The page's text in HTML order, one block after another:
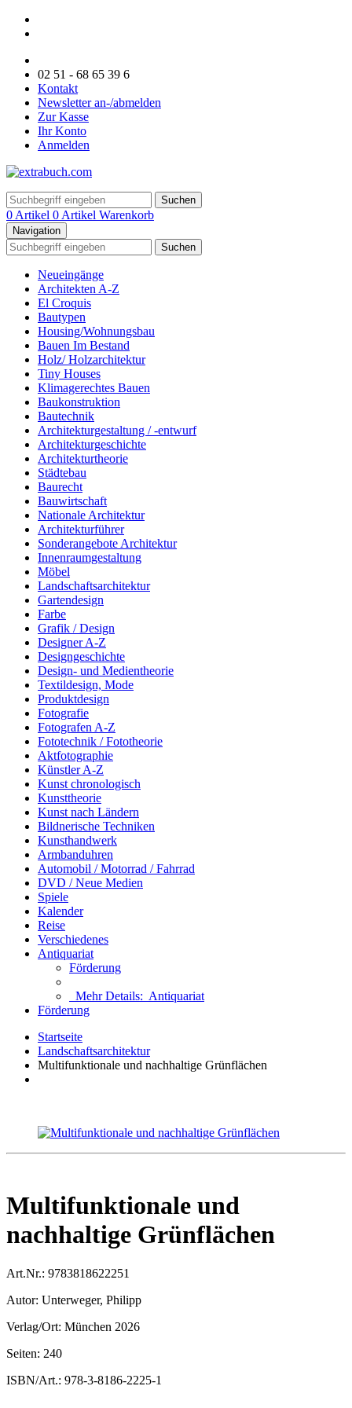
02 51 - 68 65 39 6
Kontakt
Newsletter an-/abmelden
Zur Kasse
Ihr Konto
Anmelden
Suchen
0 Artikel 0 Artikel Warenkorb
Navigation
Suchen
Neueingänge
Architekten A-Z
El Croquis
Bautypen
Housing/Wohnungsbau
Bauen Im Bestand
Holz/ Holzarchitektur
Tiny Houses
Klimagerechtes Bauen
Baukonstruktion
Bautechnik
Architekturgestaltung / -entwurf
Architekturgeschichte
Architekturtheorie
Städtebau
Baurecht
Bauwirtschaft
Nationale Architektur
Architekturführer
Sonderangebote Architektur
Innenraumgestaltung
Möbel
Landschaftsarchitektur
Gartendesign
Farbe
Grafik / Design
Designer A-Z
Designgeschichte
Design- und Medientheorie
Textildesign, Mode
Produktdesign
Fotografie
Fotografen A-Z
Fototechnik / Fototheorie
Aktfotographie
Künstler A-Z
Kunst chronologisch
Kunsttheorie
Kunst nach Ländern
Bildnerische Techniken
Kunsthandwerk
Armbanduhren
Automobil / Motorrad / Fahrrad
DVD / Neue Medien
Spiele
Kalender
Reise
Verschiedenes
Antiquariat
Förderung
Mehr Details: Antiquariat
Förderung
Startseite
Landschaftsarchitektur
Multifunktionale und nachhaltige Grünflächen
Multifunktionale und
nachhaltige Grünflächen
Art.Nr.: 9783818622251
Autor: Unterweger, Philipp
Verlag/Ort: München 2026
Seiten: 240
ISBN/Art.: 978-3-8186-2225-1